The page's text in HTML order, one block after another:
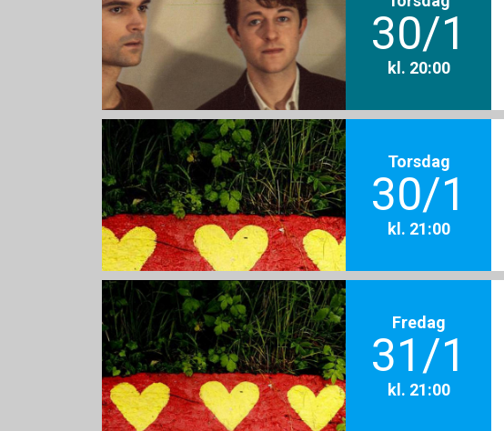
30/1
kl. 20:00
Torsdag
30/1
kl. 21:00
Fredag
31/1
kl. 21:00